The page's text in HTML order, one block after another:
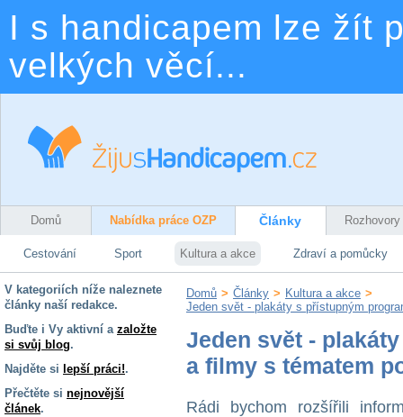
I s handicapem lze žít
velkých věcí...
Domů Nabídka práce OZP Články Rozhovory
Cestování Sport Kultura a akce Zdraví a pomůcky
V kategoriích níže naleznete
články naší redakce.
Buďte i Vy aktivní a založte
si svůj blog.
Najděte si lepší práci!.
Přečtěte si nejnovější
článek.
Domů > Články > Kultura a akce >
Jeden svět - plakáty s přístupným
Jeden svět -
a filmy s tématem
Rádi bychom rozšířili